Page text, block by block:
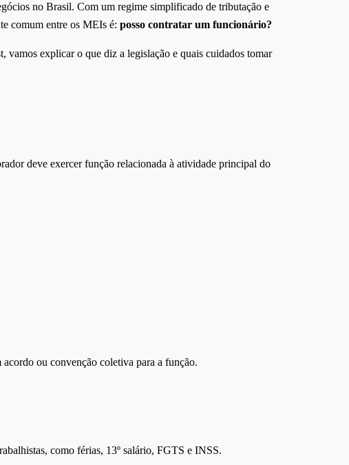
no Brasil. Com um regime simplificado de tributação e
comum entre os MEIs é: posso contratar um funcionário?
vamos explicar o que diz a legislação e quais cuidados tomar
deve exercer função relacionada à atividade principal do
acordo ou convenção coletiva para a função.
como férias, 13º salário, FGTS e INSS.